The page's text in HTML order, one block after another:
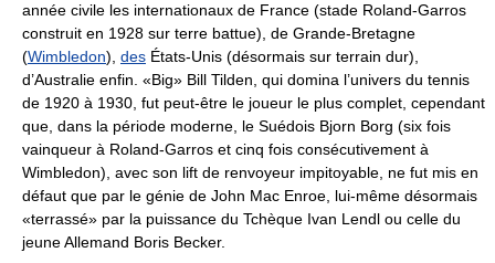
année civile les internationaux de France (stade Roland-Garros
construit en 1928 sur terre battue), de Grande-Bretagne
(Wimbledon), des États-Unis (désormais sur terrain dur),
d’Australie enfin. «Big» Bill Tilden, qui domina l’univers du tennis
de 1920 à 1930, fut peut-être le joueur le plus complet, cependant
que, dans la période moderne, le Suédois Bjorn Borg (six fois
vainqueur à Roland-Garros et cinq fois consécutivement à
Wimbledon), avec son lift de renvoyeur impitoyable, ne fut mis en
défaut que par le génie de John Mac Enroe, lui-même désormais
«terrassé» par la puissance du Tchèque Ivan Lendl ou celle du
jeune Allemand Boris Becker.